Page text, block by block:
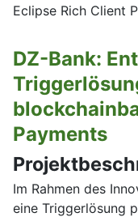
Eclipse Rich Client
DZ-Bank:
Payments
Im Rahmen des
eine Triggerlösung